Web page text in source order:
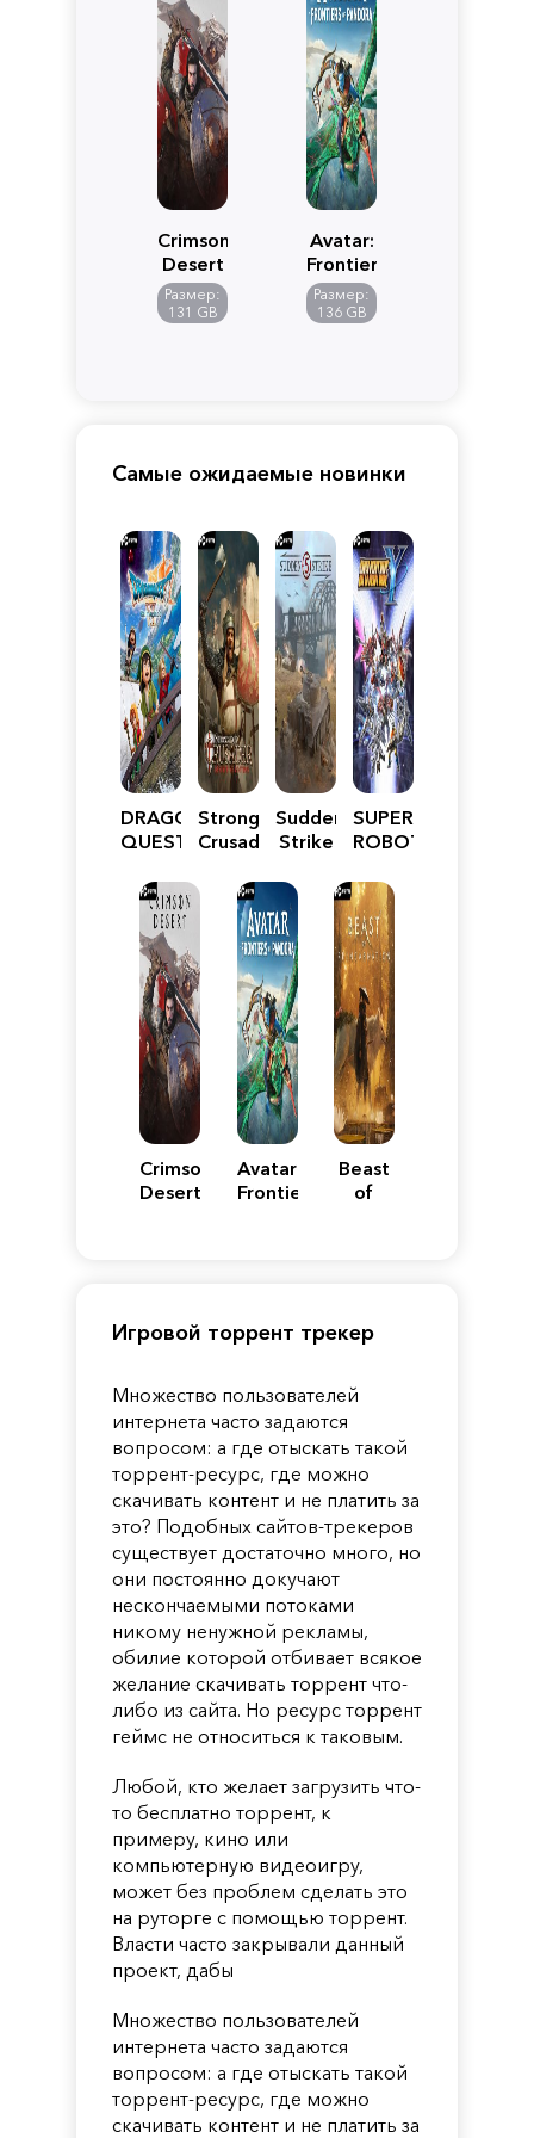
Crimson
Desert
Размер:
131 GB
Avatar:
Frontiers
of
Pandora
Размер:
136 GB
Самые ожидаемые новинки
DRAGON
QUEST
Reimagined
Stronghold
Crusader:
Edition
Sudden
Strike
SUPER
ROBOT
Y
Crimson
Desert
Avatar:
Frontiers
Beast
of
Игровой торрент трекер
Множество пользователей
интернета часто задаются
вопросом: а где отыскать такой
торрент-ресурс, где можно
скачивать контент и не платить за
это? Подобных сайтов-трекеров
существует достаточно много, но
они постоянно докучают
нескончаемыми потоками
никому ненужной рекламы,
обилие которой отбивает всякое
желание скачивать торрент что-
либо из сайта. Но ресурс торрент
геймс не относиться к таковым.
Любой, кто желает загрузить что-
то бесплатно торрент, к
примеру, кино или
компьютерную видеоигру,
может без проблем сделать это
на руторге с помощью торрент.
Власти часто закрывали данный
проект, дабы
Множество пользователей
интернета часто задаются
вопросом: а где отыскать такой
торрент-ресурс, где можно
скачивать контент и не платить за